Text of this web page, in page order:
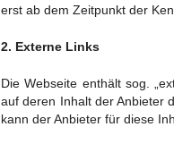
erst ab dem Zeitpunkt der
2. Externe Links
Die Webseite enthält sog.
auf deren Inhalt der Anbieter
kann der Anbieter für diese